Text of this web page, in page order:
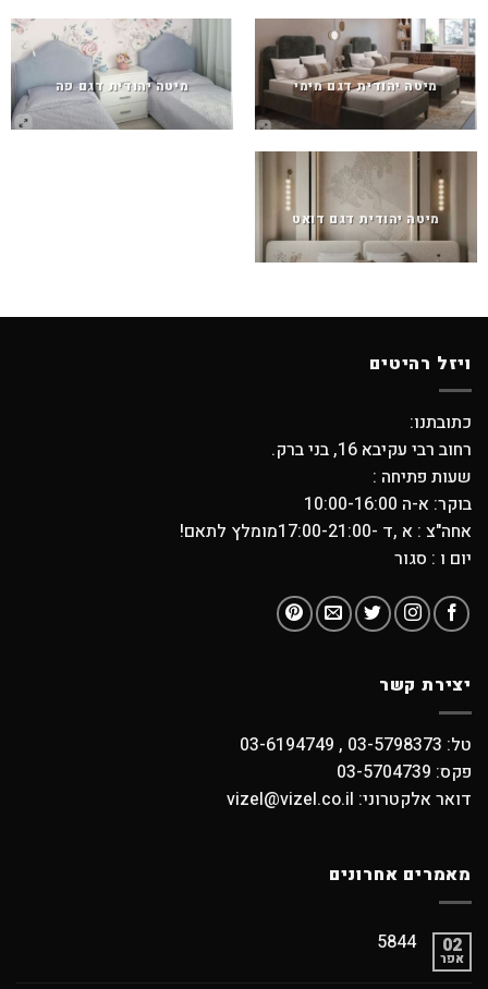
מיטה יהודית דגם מימי מיטה יהודית דגם פה
מיטה יהודית דגם דואט
ויזל רהיטים
כתובתנו:
רחוב רבי עקיבא 16, בני ברק.
שעות פתיחה :
בוקר: א-ה 10:00-16:00
אחה"צ : א ,ד -17:00-21:00מומלץ לתאם!
יום ו : סגור
יצירת קשר
טל: 03-5798373 , 03-6194749
פקס: 03-5704739
דואר אלקטרוני: vizel@vizel.co.il
מאמרים אחרונים
02
אפר
5844